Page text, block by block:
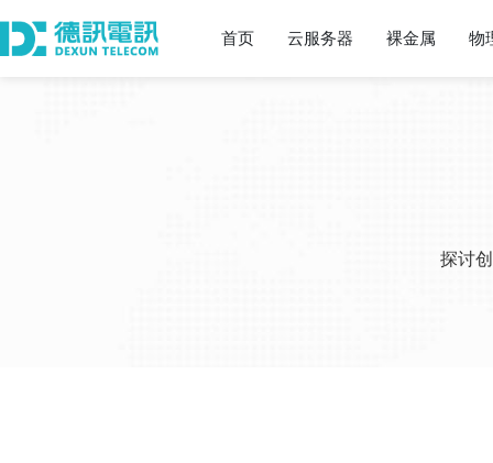
首页 云服务器 裸金属 物
探讨